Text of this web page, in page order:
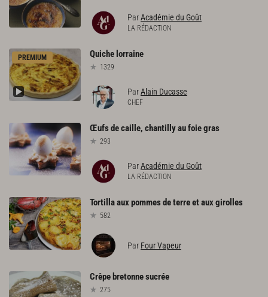
ParAcadémie du Goût
LA RÉDACTION
PREMIUM Quiche lorraine
1329
ParAlain Ducasse
CHEF
Œufsdecaille, chantillyaufoiegras
293
ParAcadémie du Goût
LA RÉDACTION
Tortillaauxpommesdeterreetauxgirolles
582
Par Four Vapeur
Crêpe bretonnesucrée
275